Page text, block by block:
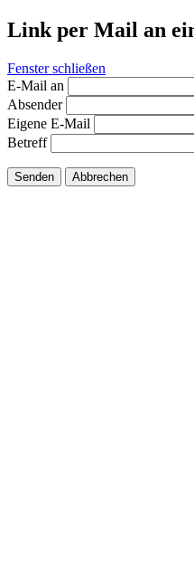
Link per Mail an
Fenster schließen
E-Mail an
Absender
Eigene E-Mail
Betreff
Senden Abbrechen